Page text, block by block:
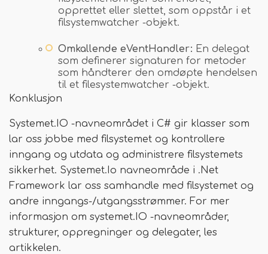
opprettet eller slettet, som oppstår i et
filsystemwatcher -objekt.
Omkallende eVentHandler: En delegat
som definerer signaturen for metoder
som håndterer den omdøpte hendelsen
til et filesystemwatcher -objekt.
Konklusjon
Systemet.IO -navneområdet i C# gir klasser som
lar oss jobbe med filsystemet og kontrollere
inngang og utdata og administrere filsystemets
sikkerhet. Systemet.Io navneområde i .Net
Framework lar oss samhandle med filsystemet og
andre inngangs-/utgangsstrømmer. For mer
informasjon om systemet.IO -navneområder,
strukturer, oppregninger og delegater, les
artikkelen.